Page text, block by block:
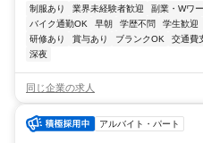
制服あり 業界未経験者歓迎 副業・Wワ
バイク通勤OK
早朝 学歴不問 学生歓迎
研修あり
賞与あり ブランクOK 交通費
深夜
同じ企業の求人
アルバイト・パート